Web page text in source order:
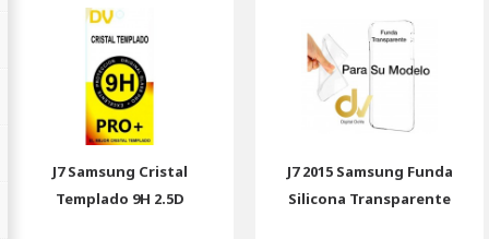
J7 Samsung Cristal
Templado 9H 2.5D
J7 2015 Samsung Funda
Silicona Transparente